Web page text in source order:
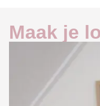
Maak je